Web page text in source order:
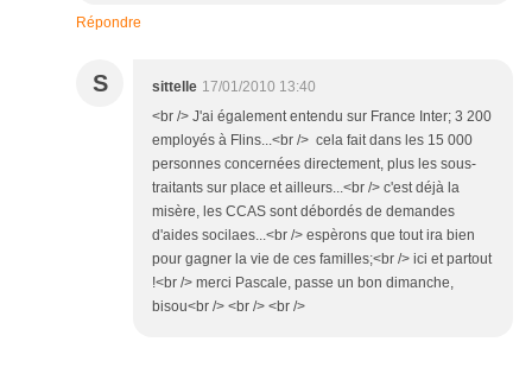
Répondre
S sittelle 17/01/2010 13:40
<br /> J'ai également entendu sur France Inter; 3 200
employés à Flins...<br /> cela fait dans les 15 000
personnes concernées directement, plus les sous-
traitants sur place et ailleurs...<br /> c'est déjà la
misère, les CCAS sont débordés de demandes
d'aides socilaes...<br /> espèrons que tout ira bien
pour gagner la vie de ces familles;<br /> ici et partout
!<br /> merci Pascale, passe un bon dimanche,
bisou<br /> <br /> <br />